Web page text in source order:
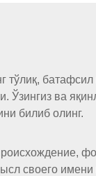
тўлиқ,
Ўзингиз ва
билиб олинг.
своего имени